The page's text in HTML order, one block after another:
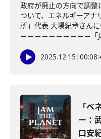
政府が廃止の方向で調
ついて、エネルギーア
所」代表 大場紀章さん
＝＝＝＝＝＝＝＝＝＝「
2025.12.15 |
「ベ
ー：
口安